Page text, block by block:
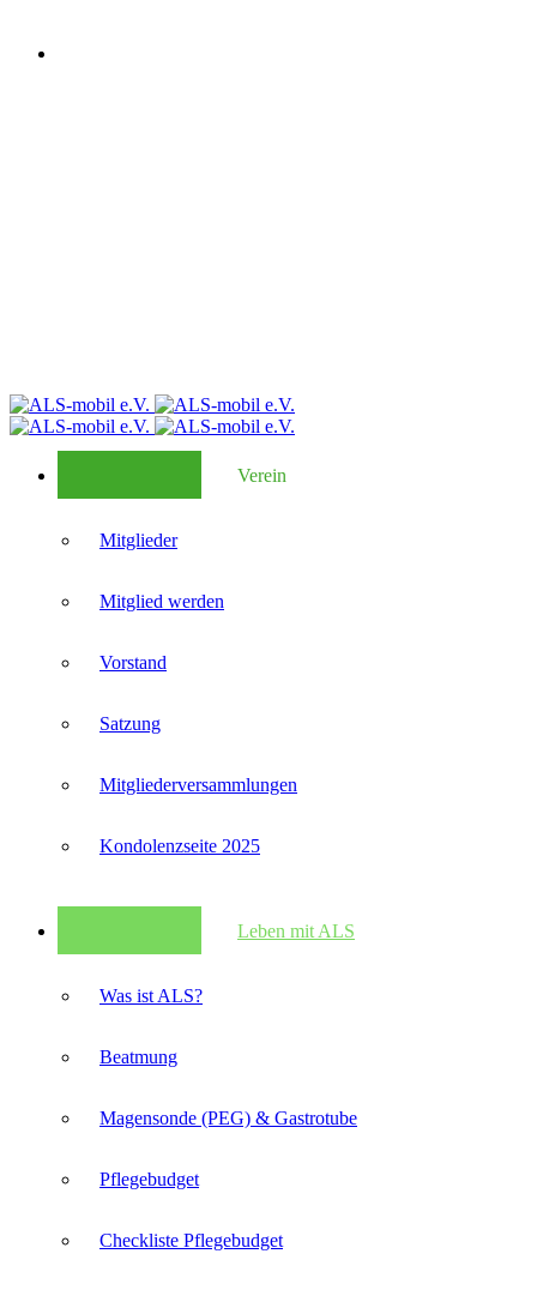
Verein
Mitglieder
Mitglied werden
Vorstand
Satzung
Mitglieder­versammlungen
Kondolenzseite 2025
Leben mit ALS
Was ist ALS?
Beatmung
Magensonde (PEG) & Gastrotube
Pflegebudget
Checkliste Pflegebudget